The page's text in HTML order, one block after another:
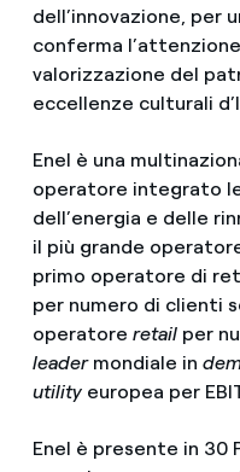
dell’innovazione, per
conferma
valorizzazione del
eccellenze culturali
Enel è una
operatore integrato
dell’energia e delle
il più grande
primo operatore di
per numero di clienti
operatore retailper
leadermondiale in
utilityeuropea per
Enel è presente in 30